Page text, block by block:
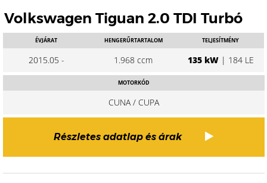
Volkswagen Tiguan 2.0 TDI Turbó
ÉVJÁRAT
2015.05 -
HENGERŰRTARTALOM
1.968 ccm
TELJESÍTMÉNY
135 kW| 184 LE
MOTORKÓD
CUNA / CUPA
Részletes adatlap és árak